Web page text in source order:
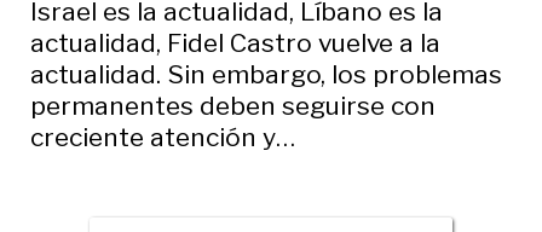
Israel es la actualidad, Líbano es la
actualidad, Fidel Castro vuelve a la
actualidad. Sin embargo, los problemas
permanentes deben seguirse con
creciente atención y…